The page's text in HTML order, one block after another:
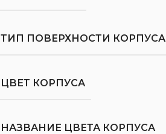
ТИП ПОВЕРХНОСТИ КОРПУСА
ЦВЕТ КОРПУСА
НАЗВАНИЕ ЦВЕТА КОРПУСА